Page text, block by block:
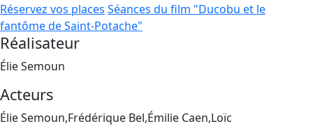
Réservez vos places Séances du film "Ducobu et le
fantôme de Saint-Potache"
Réalisateur
Élie Semoun
Acteurs
Élie Semoun,Frédérique Bel,Émilie Caen,Loïc